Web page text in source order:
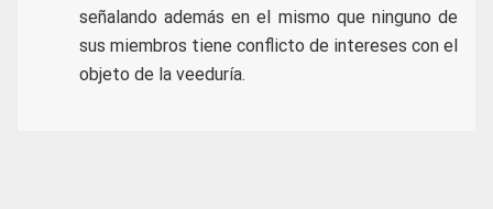
señalando además en el mismo que ninguno de
sus miembros tiene conflicto de intereses con el
objeto de la veeduría.